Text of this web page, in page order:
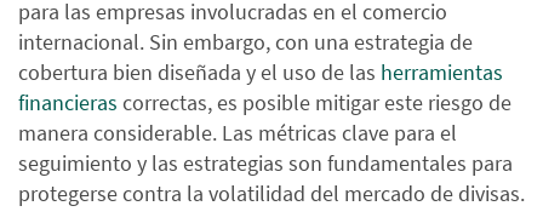
para las empresas involucradas en el comercio
internacional. Sin embargo, con una estrategia de
cobertura bien diseñada y el uso de las herramientas
financieras correctas, es posible mitigar este riesgo de
manera considerable. Las métricas clave para el
seguimiento y las estrategias son fundamentales para
protegerse contra la volatilidad del mercado de divisas.